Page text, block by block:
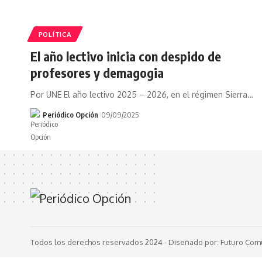
POLÍTICA
El año lectivo inicia con despido de
profesores y demagogia
Por UNE El año lectivo 2025 – 2026, en el régimen Sierra…
Periódico Opción 09/09/2025
Todos los derechos reservados 2024 - Diseñado por: Futuro